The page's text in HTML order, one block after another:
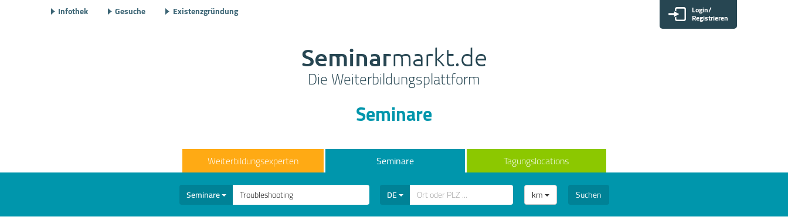
Infothek Gesuche Existenzgründung Login/
Registrieren
Seminarmarkt.de
Die Weiterbildungsplattform
Seminare
Weiterbildungsexperten Seminare Tagungslocations
Seminare DE km Suchen